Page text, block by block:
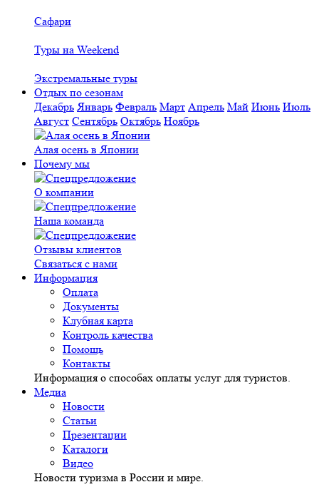
Сафари
Туры на Weekend
Экстремальные туры
Отдых по сезонам
Декабрь Январь Февраль Март Апрель Май Июнь Июль
Август Сентябрь Октябрь Ноябрь
Алая осень в Японии
Почему мы
О компании
Наша команда
Отзывы клиентов
Связаться с нами
Информация
Оплата
Документы
Клубная карта
Контроль качества
Помощь
Контакты
Информация о способах оплаты услуг для туристов.
Медиа
Новости
Статьи
Презентации
Каталоги
Видео
Новости туризма в России и мире.